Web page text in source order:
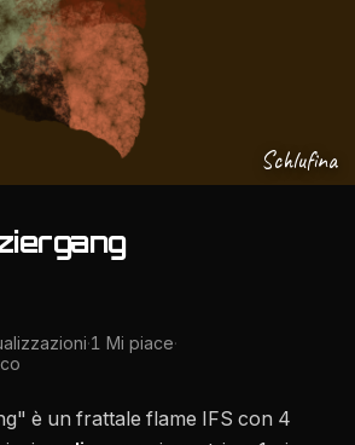
Schlufina
·1 Mi piace·
è un frattale flame IFS con 4